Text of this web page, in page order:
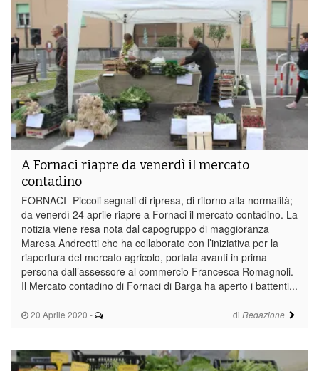
20 Aprile 2020 - di Redazione
A Fornaci riapre da venerdì il mercato
contadino
FORNACI -Piccoli segnali di ripresa, di ritorno alla normalità;
da venerdì 24 aprile riapre a Fornaci il mercato contadino. La
notizia viene resa nota dal capogruppo di maggioranza
Maresa Andreotti che ha collaborato con l’iniziativa per la
riapertura del mercato agricolo, portata avanti in prima
persona dall’assessore al commercio Francesca Romagnoli.
Il Mercato contadino di Fornaci di Barga ha aperto i battenti...